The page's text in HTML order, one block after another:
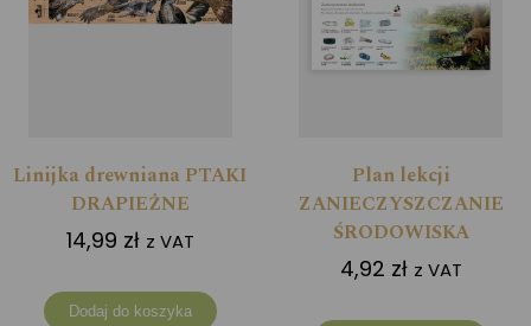
Linijka drewniana PTAKI
DRAPIEŻNE
14,99 zł z VAT
Dodaj do koszyka
Plan lekcji
ZANIECZYSZCZANIE
ŚRODOWISKA
4,92 zł z VAT